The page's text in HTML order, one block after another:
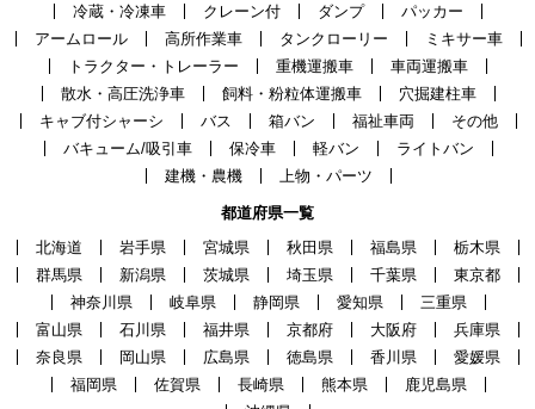
冷蔵・冷凍車
クレーン付 ダンプ
パッカー
アームロール
高所作業車 タンクローリー
ミキサー車
トラクター・トレーラー
重機運搬車
車両運搬車
散水・高圧洗浄車
飼料・粉粒体運搬車
穴掘建柱車
キャブ付シャーシ
バス 箱バン 福祉車両
その他
バキューム/吸引車
保冷車 軽バン
ライトバン
建機・農機
上物・パーツ
都道府県一覧
北海道
岩手県 宮城県 秋田県 福島県
栃木県
群馬県
新潟県 茨城県 埼玉県 千葉県
東京都
神奈川県
岐阜県 静岡県 愛知県
三重県
富山県
石川県 福井県 京都府 大阪府
兵庫県
奈良県
岡山県 広島県 徳島県 香川県
愛媛県
福岡県
佐賀県 長崎県 熊本県
鹿児島県